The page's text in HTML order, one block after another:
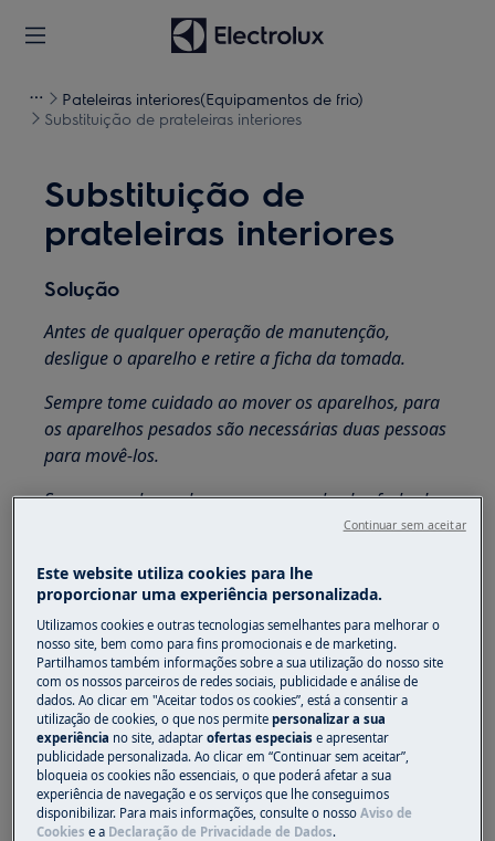
Pateleiras interiores(Equipamentos de frio)
Substituição de prateleiras interiores
Substituição de
prateleiras interiores
Solução
Antes de qualquer operação de manutenção,
desligue o aparelho e retire a ficha da tomada.
Sempre tome cuidado ao mover os aparelhos, para
os aparelhos pesados são necessárias duas pessoas
para movê-los.
Sempre use luvas de segurança e calçados fechados.
profissional pode ter consequências de segurança se
não for feito corretamente
Interior prateleiras de substituição
Existem diferentes tipos de estantes, e a
descrição e as imagens fornecem suporte para
a identificação da estante e o processo de
reposição correspondente.
Prateleiras móveis
Este website utiliza cookies para lhe
proporcionar uma experiência personalizada.
Utilizamos cookies e outras tecnologias semelhantes para melhorar o
nosso site, bem como para fins promocionais e de marketing.
Partilhamos também informações sobre a sua utilização do nosso site
com os nossos parceiros de redes sociais, publicidade e análise de
dados. Ao clicar em "Aceitar todos os cookies”, está a consentir a
utilização de cookies, o que nos permitepersonalizar a sua
experiência no site, adaptarofertas especiaise apresentar
publicidade personalizada. Ao clicar em “Continuar sem aceitar”,
bloqueia os cookies não essenciais, o que poderá afetar a sua
experiência de navegação e os serviços que lhe conseguimos
disponibilizar. Para mais informações, consulte o nossoAviso de
Cookies e a Declaração de Privacidade de Dados.
Continuar sem aceitar